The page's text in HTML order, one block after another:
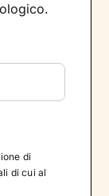
di
di cui al